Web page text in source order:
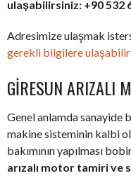
ulaşabilirsiniz: +90 532
Adresimize ulaşmak
gerekli bilgilere
GIRESUN ARIZALI
Genel anlamda sanayide
makine sisteminin kalbi
bakımının yapılması
arızalı motor tamiri ve